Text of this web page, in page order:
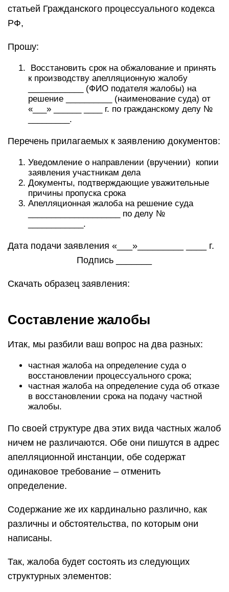
статьей Гражданского процессуального кодекса
РФ,
Прошу:
Восстановить срок на обжалование и принять
к производству апелляционную жалобу
____________ (ФИО подателя жалобы) на
решение __________ (наименование суда) от
«___» ______ ____ г. по гражданскому делу №
_________.
Перечень прилагаемых к заявлению документов:
Уведомление о направлении (вручении) копии
заявления участникам дела
Документы, подтверждающие уважительные
причины пропуска срока
Апелляционная жалоба на решение суда
____________________ по делу №
____________.
Дата подачи заявления «___»_________ ____ г.
Подпись _______
Скачать образец заявления:
Составление жалобы
Итак, мы разбили ваш вопрос на два разных:
частная жалоба на определение суда о
восстановлении процессуального срока;
частная жалоба на определение суда об отказе
в восстановлении срока на подачу частной
жалобы.
По своей структуре два этих вида частных жалоб
ничем не различаются. Обе они пишутся в адрес
апелляционной инстанции, обе содержат
одинаковое требование – отменить
определение.
Содержание же их кардинально различно, как
различны и обстоятельства, по которым они
написаны.
Так, жалоба будет состоять из следующих
структурных элементов: